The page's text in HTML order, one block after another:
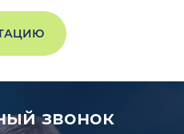
звонок